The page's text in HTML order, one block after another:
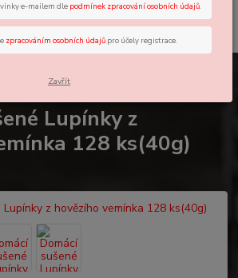
Hledat
Lupínky z
128 ks(40g)
e-mailem dle podmínek zpracování osobních údajů.
zpracováním osobních údajů pro účely registrace.
Zavřít